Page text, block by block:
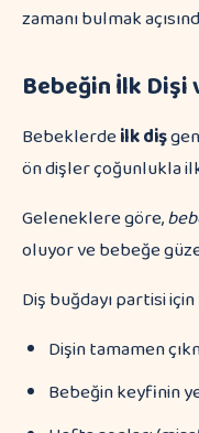
zamanı bulmak
Bebeğin İlk Dişi
Bebeklerdeilk diş
ön dişler çoğunlukla ilk
Geleneklere göre,
oluyor ve bebeğe
Diş buğdayı partisi için
Dişin tamamen
Bebeğin keyfinin